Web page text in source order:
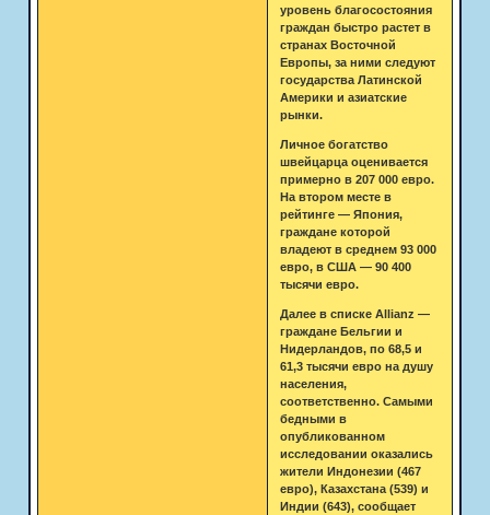
уровень благосостояния
граждан быстро растет в
странах Восточной
Европы, за ними следуют
государства Латинской
Америки и азиатские
рынки.
Личное богатство
швейцарца оценивается
примерно в 207 000 евро.
На втором месте в
рейтинге — Япония,
граждане которой
владеют в среднем 93 000
евро, в США — 90 400
тысячи евро.
Далее в списке Allianz —
граждане Бельгии и
Нидерландов, по 68,5 и
61,3 тысячи евро на душу
населения,
соответственно. Самыми
бедными в
опубликованном
исследовании оказались
жители Индонезии (467
евро), Казахстана (539) и
Индии (643), сообщает